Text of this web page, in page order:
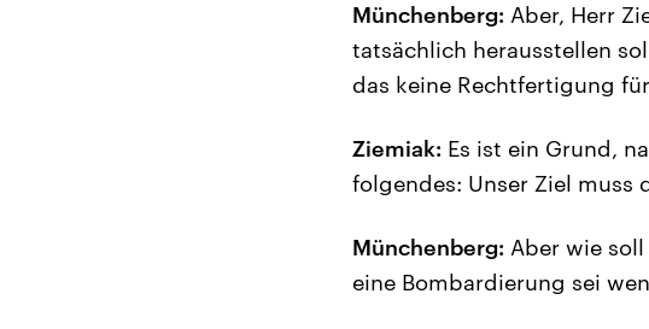
Münchenberg: Aber, Herr
tatsächlich herausstellen
das keine Rechtfertigung
Ziemiak: Es ist ein Grund,
folgendes: Unser Ziel muss
Münchenberg: Aber wie
eine Bombardierung sei